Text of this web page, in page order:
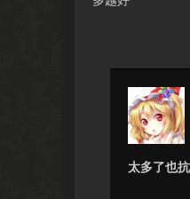
太多了也